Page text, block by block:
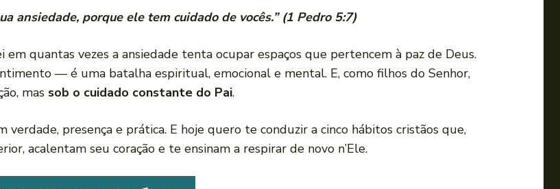
ansiedade, porque ele tem cuidado de vocês.” (1 Pedro 5:7)
quantas vezes a ansiedade tenta ocupar espaços que pertencem à paz de Deus.
— é uma batalha espiritual, emocional e mental. E, como filhos do Senhor,
mas sob o cuidado constante do Pai.
verdade, presença e prática. E hoje quero te conduzir a cinco hábitos cristãos que,
acalentam seu coração e te ensinam a respirar de novo n’Ele.